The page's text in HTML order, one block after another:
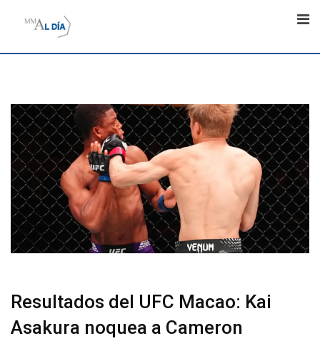
Resultados del UFC Macao: Kai
Asakura noquea a Cameron